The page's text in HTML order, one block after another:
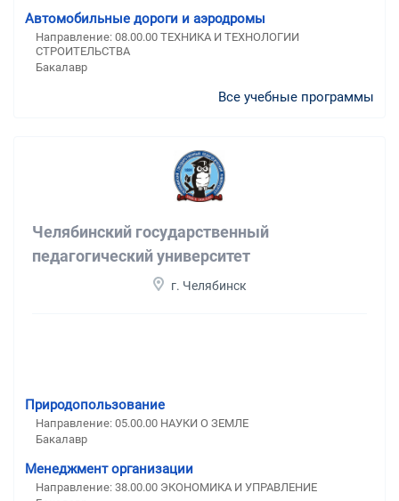
Автомобильные дороги и аэродромы
Направление: 08.00.00 ТЕХНИКА И ТЕХНОЛОГИИ
СТРОИТЕЛЬСТВА
Бакалавр
Все учебные программы
Челябинский государственный
педагогический университет
г. Челябинск
Природопользование
Направление: 05.00.00 НАУКИ О ЗЕМЛЕ
Бакалавр
Менеджмент организации
Направление: 38.00.00 ЭКОНОМИКА И УПРАВЛЕНИЕ